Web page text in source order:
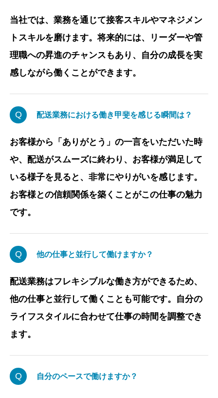
当社では、業務を通じて接客スキルやマネジメン
トスキルを磨けます。将来的には、リーダーや管
理職への昇進のチャンスもあり、自分の成長を実
感しながら働くことができます。
Q 配送業務における働き甲斐を感じる瞬間は？
お客様から「ありがとう」の一言をいただいた時
や、配送がスムーズに終わり、お客様が満足して
いる様子を見ると、非常にやりがいを感じます。
お客様との信頼関係を築くことがこの仕事の魅力
です。
Q 他の仕事と並行して働けますか？
配送業務はフレキシブルな働き方ができるため、
他の仕事と並行して働くことも可能です。自分の
ライフスタイルに合わせて仕事の時間を調整でき
ます。
Q 自分のペースで働けますか？